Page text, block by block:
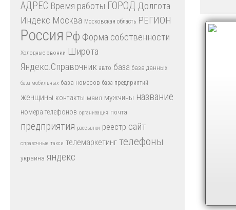
АДРЕС Время работы ГОРОД Долгота
Индекс Москва Московская область РЕГИОН
Россия Рф Форма собственности
Холодные звонки Широта
Яндекс.Справочник авто база база данных
база мобильных база номеров база предприятий
женщины контакты маил мужчины название
номера телефонов организация почта
предприятия рассылки реестр сайт
справочные такси телемаркетинг телефоны
украина яндекс